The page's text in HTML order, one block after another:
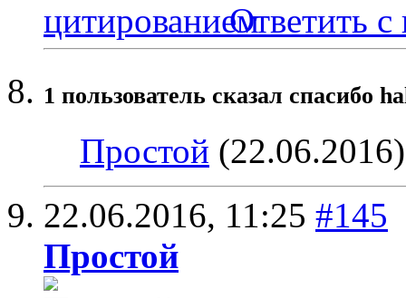
Ответить с
1 пользователь сказал cпасибо
Простой (22.06.2016)
22.06.2016, 11:25 #145
Простой